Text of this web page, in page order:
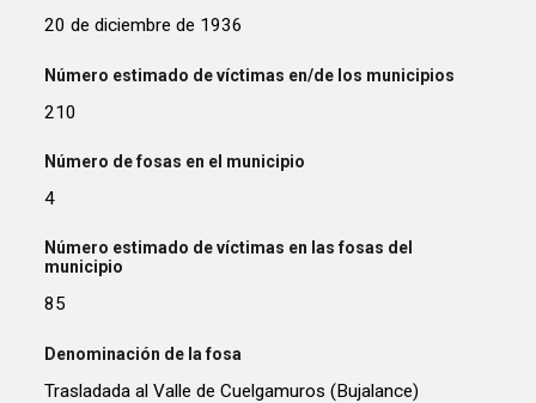
20 de diciembre de 1936
Número estimado de víctimas en/de los municipios
210
Número de fosas en el municipio
4
Número estimado de víctimas en las fosas del
municipio
85
Denominación de la fosa
Trasladada al Valle de Cuelgamuros (Bujalance)